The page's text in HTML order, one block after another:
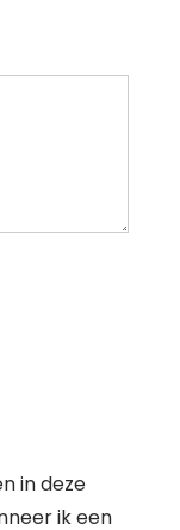
in deze
ik een